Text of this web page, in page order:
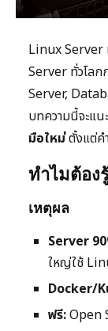
Linux Server
Server ทั่วโลก
Server,
บทความนี้จะแน
มือใหม่ตั้งแต่ค
ทำไมต้อง
เหตุผล
Server
ใหญ่ใช้
Docker/
ฟรี:Open